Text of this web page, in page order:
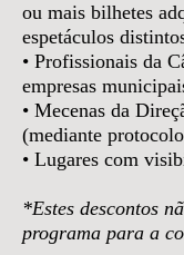
ou mais bilhetes
espetáculos
• Profissionais da
empresas
• Mecenas da
(mediante
• Lugares com
*Estes descontos
programa para a